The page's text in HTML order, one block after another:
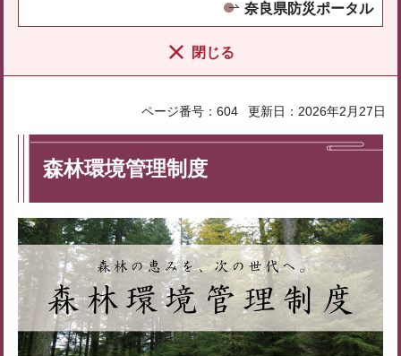
奈良県防災ポータル
閉じる
ページ番号：604 更新日：2026年2月27日
森林環境管理制度